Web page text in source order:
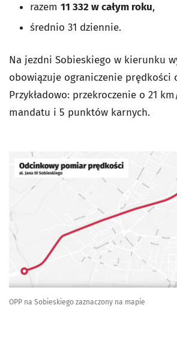
razem 11 332 w całym roku,
średnio 31 dziennie.
Na jezdni Sobieskiego w kierunku
obowiązuje ograniczenie prędkości
Przykładowo: przekroczenie o 21
mandatu i 5 punktów karnych.
OPP na Sobieskiego zaznaczony na mapie